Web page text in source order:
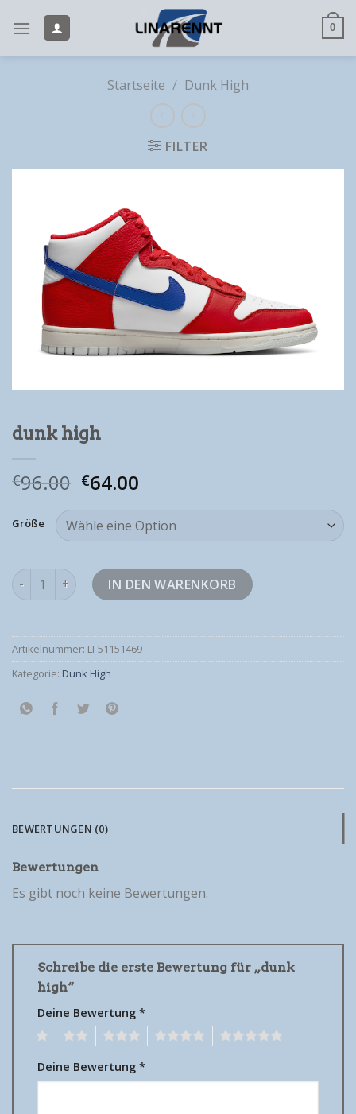
0
Startseite / Dunk High
FILTER
dunk high
€96.00 €64.00
Größe
dunk high Menge IN DEN WARENKORB
Artikelnummer: LI-51151469
Kategorie: Dunk High
BEWERTUNGEN (0)
Bewertungen
Es gibt noch keine Bewertungen.
Schreibe die erste Bewertung für „dunk
high“
Deine Bewertung *
Deine Bewertung *